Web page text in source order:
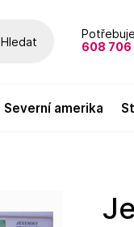
608 706
Hledat
severní amerika